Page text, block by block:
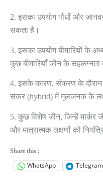
2. इसका उपयोग पौधों और
सकता है।
3. इसका उपयोग बीमारियों के
कुछ बीमारियाँ जीन के सहलग्नता
4. इसके कारण, संकरण के
संकर (hybrid) में मूलजनक के
5. कुछ विशेष जीन, जिन्हें
और मात्रात्मक लक्षणों को
Share this :
WhatsApp Telegram